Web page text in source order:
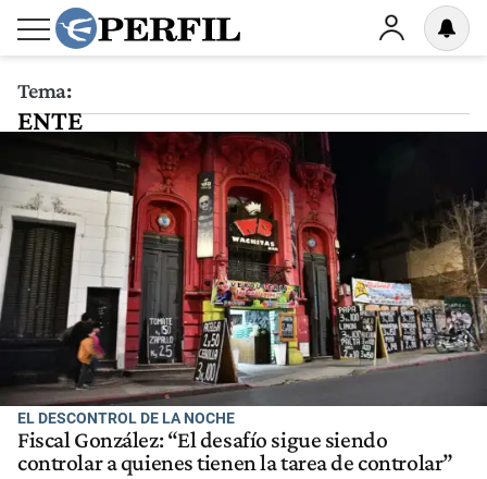
Tema:
ENTE
EL DESCONTROL DE LA NOCHE
Fiscal González: “El desafío sigue siendo
controlar a quienes tienen la tarea de controlar”